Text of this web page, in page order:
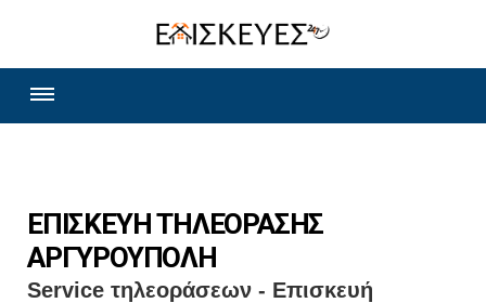
ΕΠΙΣΚΕΥΗ ΤΗΛΕΟΡΑΣΗΣ
ΑΡΓΥΡΟΥΠΟΛΗ
Service τηλεοράσεων - Επισκευή